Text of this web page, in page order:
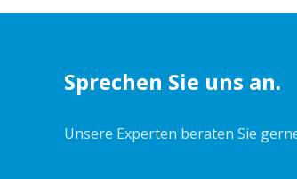
Sprechen Sie uns an.
Unsere Experten beraten Sie